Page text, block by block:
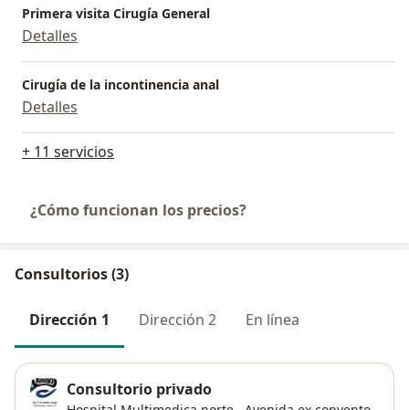
Primera visita Cirugía General
Detalles
Cirugía de la incontinencia anal
Detalles
+ 11 servicios
¿Cómo funcionan los precios?
Consultorios (3)
Dirección 1 Dirección 2 En línea
Consultorio privado